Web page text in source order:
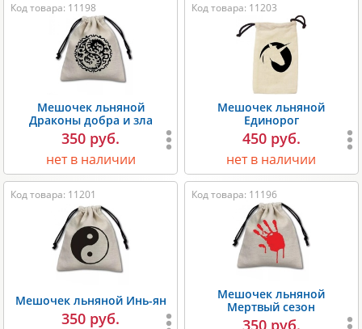
Код товара: 11198
Мешочек льняной
Драконы добра и зла
350 руб.
нет в наличии
Код товара: 11203
Мешочек льняной
Единорог
450 руб.
нет в наличии
Код товара: 11201
Мешочек льняной Инь-ян
350 руб.
Код товара: 11196
Мешочек льняной
Мертвый сезон
350 руб.